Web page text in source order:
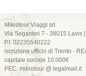
Mikrotour Viaggi srl
Via Segantini 7 - 38015 Lavis
P.I. 02235540222
iscrizione ufficio di Trento -
capitale sociale 10.000€
PEC: mikrotour @ legalmail.it